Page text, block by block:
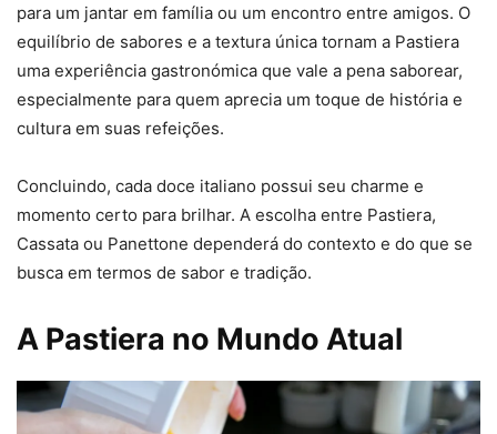
para um jantar em família ou um encontro entre amigos. O
equilíbrio de sabores e a textura única tornam a Pastiera
uma experiência gastronómica que vale a pena saborear,
especialmente para quem aprecia um toque de história e
cultura em suas refeições.
Concluindo, cada doce italiano possui seu charme e
momento certo para brilhar. A escolha entre Pastiera,
Cassata ou Panettone dependerá do contexto e do que se
busca em termos de sabor e tradição.
A Pastiera no Mundo Atual